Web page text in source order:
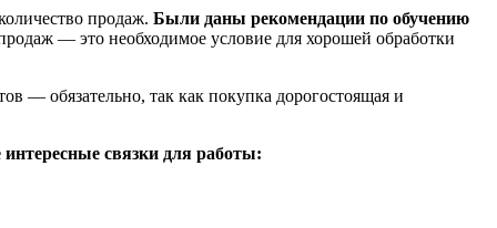
продаж. Были даны рекомендации по обучению
— это необходимое условие для хорошей обработки
— обязательно, так как покупка дорогостоящая и
связки для работы: